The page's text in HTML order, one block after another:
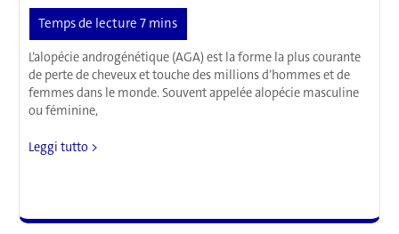
L’alopécie androgénétique (AGA) est la forme la plus courante
de perte de cheveux et touche des millions d’hommes et de
femmes dans le monde. Souvent appelée alopécie masculine
ou féminine,
La
une
Leggi tutto >